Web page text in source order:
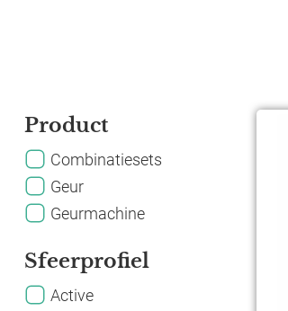
Product
Combinatiesets
Geur
Geurmachine
Sfeerprofiel
Active